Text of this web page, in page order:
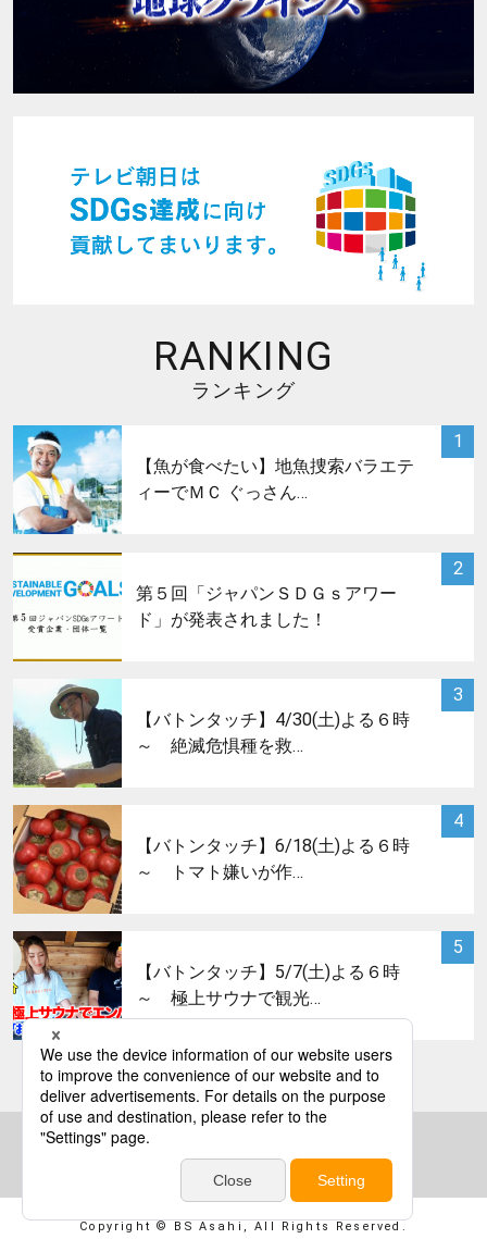
RANKING
ランキング
1
サムネイル
【魚が食べたい】地魚捜索バラエテ
ィーでＭＣ ぐっさん…
2
サムネイル
第５回「ジャパンＳＤＧｓアワー
ド」が発表されました！
3
【バトンタッチ】4/30(土)よる６時
～ 絶滅危惧種を救…
4
【バトンタッチ】6/18(土)よる６時
～ トマト嫌いが作…
5
サムネイル
【バトンタッチ】5/7(土)よる６時
～ 極上サウナで観光…
Copyright © BS Asahi, All Rights Reserved.